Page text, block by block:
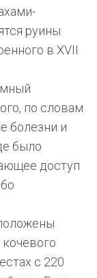
руины
в XVII
по словам
болезни и
было
доступ
с 220